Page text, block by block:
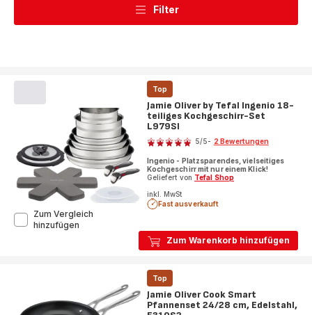
Filter
Zum Warenkorb hinzufügen
Top
Jamie Oliver by Tefal Ingenio 18-
teiliges Kochgeschirr-Set
L979SI
Bewertung
mit
5
Sternen
(Durchschnitt)
5/5- 2 Bewertungen
Ingenio - Platzsparendes, vielseitiges
Kochgeschirr mit nur einem Klick!
Geliefert von Tefal Shop
inkl. MwSt
Fast ausverkauft
Zum Vergleich
hinzufügen
teiliges
Kochgeschirr-
Top
Jamie Oliver Cook Smart
Pfannenset 24/28 cm, Edelstahl,